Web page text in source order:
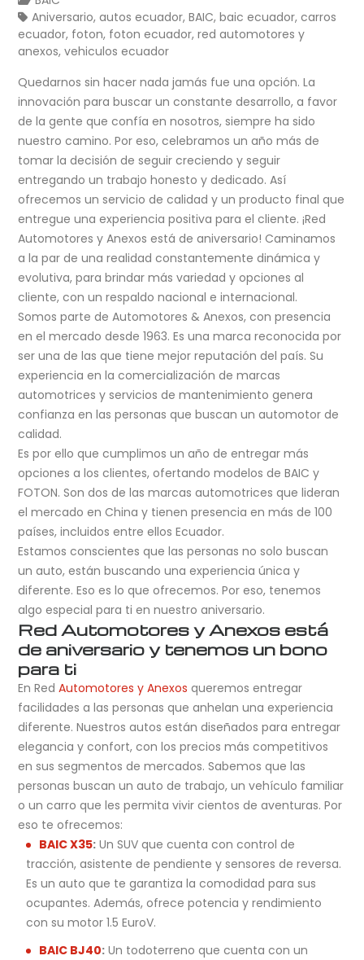
Aniversario,autos ecuador,BAIC,baic ecuador,carros
ecuador, foton, foton ecuador,red automotores y
anexos,vehiculos ecuador
Quedarnos sin hacer nada jamás fue una opción. La
innovación para buscar un constante desarrollo, a favor
de la gente que confía en nosotros, siempre ha sido
nuestro camino. Por eso, celebramos un año más de
tomar la decisión de seguir creciendo y seguir
entregando un trabajo honesto y dedicado. Así
ofrecemos un servicio de calidad y un producto final que
entregue una experiencia positiva para el cliente. ¡Red
Automotores y Anexos está de aniversario! Caminamos
a la par de una realidad constantemente dinámica y
evolutiva, para brindar más variedad y opciones al
cliente, con un respaldo nacional e internacional.
Somos parte de Automotores & Anexos, con presencia
en el mercado desde 1963. Es una marca reconocida por
ser una de las que tiene mejor reputación del país. Su
experiencia en la comercialización de marcas
automotrices y servicios de mantenimiento genera
confianza en las personas que buscan un automotor de
calidad.
Es por ello que cumplimos un año de entregar más
opciones a los clientes, ofertando modelos de BAIC y
FOTON. Son dos de las marcas automotrices que lideran
el mercado en China y tienen presencia en más de 100
países, incluidos entre ellos Ecuador.
Estamos conscientes que las personas no solo buscan
un auto, están buscando una experiencia única y
diferente. Eso es lo que ofrecemos. Por eso, tenemos
algo especial para ti en nuestro aniversario.
Red Automotores y Anexos está
de aniversario y tenemos un bono
para ti
En RedAutomotores y Anexos queremos entregar
facilidades a las personas que anhelan una experiencia
diferente. Nuestros autos están diseñados para entregar
elegancia y confort, con los precios más competitivos
en sus segmentos de mercados. Sabemos que las
personas buscan un auto de trabajo, un vehículo familiar
o un carro que les permita vivir cientos de aventuras. Por
eso te ofrecemos:
BAIC X35: Un SUV que cuenta con control de
tracción, asistente de pendiente y sensores de reversa.
Es un auto que te garantiza la comodidad para sus
ocupantes. Además, ofrece potencia y rendimiento
con su motor 1.5 EuroV.
BAIC BJ40: Un todoterreno que cuenta con un